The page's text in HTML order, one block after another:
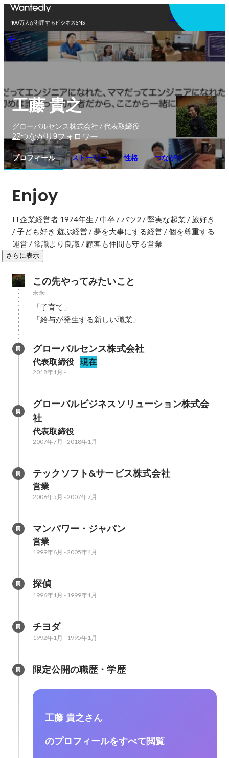
400万人が利用するビジネスSNS
アプリを使う
工藤 貴之
グローバルセンス株式会社 / 代表取締役
27つながり 9フォロワー
プロフィール ストーリー 性格 つながり
Enjoy
IT企業経営者 1974年生 / 中卒 / バツ2 / 堅実な起業 / 旅好き
/ 子ども好き 遊ぶ経営 / 夢を大事にする経営 / 個を尊重する
運営 / 常識より良識 / 顧客も仲間も守る営業
さらに表示
この先やってみたいこと
未来
「子育て」
「給与が発生する新しい職業」
グローバルセンス株式会社
代表取締役 現在
2018年1月 -
グローバルビジネスソリューション株式会
社
代表取締役
2007年7月 -2018年1月
テックソフト&サービス株式会社
営業
2006年5月 -2007年7月
マンパワー・ジャパン
営業
1999年6月 -2005年4月
探偵
1996年1月 - 1999年1月
チヨダ
1992年1月 - 1995年1月
限定公開の職歴・学歴
工藤 貴之さん
のプロフィールをすべて閲覧